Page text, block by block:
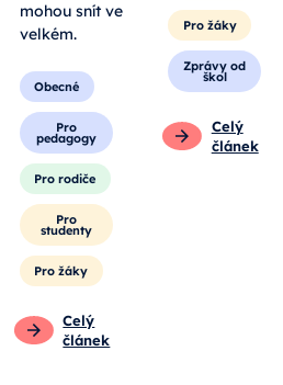
mohou snít ve
velkém.
Obecné
Pro
pedagogy
Pro rodiče
Pro
studenty
Pro žáky
Celý
článek
Pro žáky
Zprávy od
škol
Celý
článek